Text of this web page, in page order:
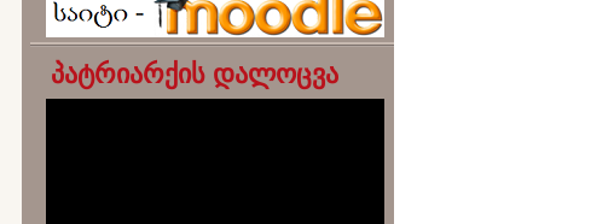
პატრიარქის დალოცვა